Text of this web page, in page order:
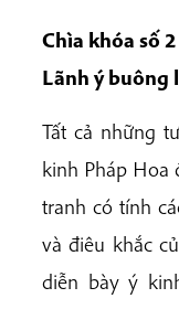
Chìa khóa số 2
Lãnh ý buông
Tất cả những
kinh Pháp Hoa
tranh có tính
và điêu khắc
diễn bày ý